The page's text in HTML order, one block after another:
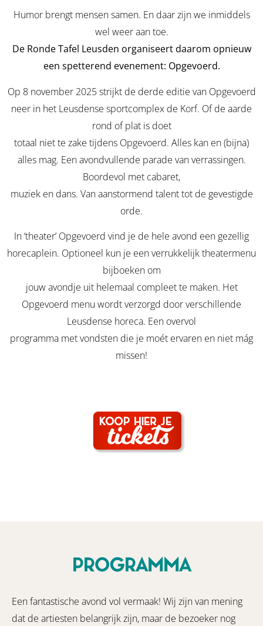
Humor brengt mensen samen. En daar zijn we inmiddels
wel weer aan toe.
De Ronde Tafel Leusden organiseert daarom opnieuw
een spetterend evenement: Opgevoerd.
Op 8 november 2025 strijkt de derde editie van Opgevoerd
neer in het Leusdense sportcomplex de Korf. Of de aarde
rond of plat is doet
totaal niet te zake tijdens Opgevoerd. Alles kan en (bijna)
alles mag. Een avondvullende parade van verrassingen.
Boordevol met cabaret,
muziek en dans. Van aanstormend talent tot de gevestigde
orde.
In ‘theater’ Opgevoerd vind je de hele avond een gezellig
horecaplein. Optioneel kun je een verrukkelijk theatermenu
bijboeken om
jouw avondje uit helemaal compleet te maken. Het
Opgevoerd menu wordt verzorgd door verschillende
Leusdense horeca. Een overvol
programma met vondsten die je moét ervaren en niet mág
missen!
PROGRAMMA
Een fantastische avond vol vermaak! Wij zijn van mening
dat de artiesten belangrijk zijn, maar de bezoeker nog